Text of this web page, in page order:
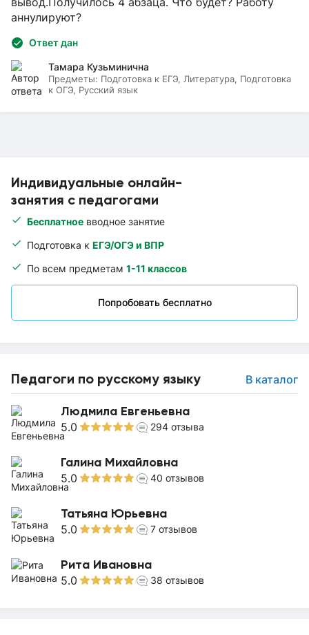
Индивидуальные онлайн-
занятия с педагогами
Бесплатное вводное занятие
Подготовка к ЕГЭ/ОГЭ и ВПР
По всем предметам 1-11 классов
Попробовать бесплатно
Педагоги по русскому языку В каталог
Людмила Евгеньевна
5.0 294 отзыва
Галина Михайловна
5.0 40 отзывов
Татьяна Юрьевна
5.0 7 отзывов
Рита Ивановна
5.0 38 отзывов
аннулируют?
Ответ дан
Тамара Кузьминична
Предметы: Подготовка к ЕГЭ, Литература, Подготовка
к ОГЭ, Русский язык